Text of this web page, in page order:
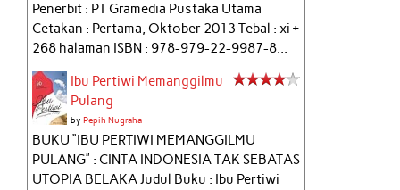
Penerbit : PT Gramedia Pustaka Utama
Cetakan : Pertama, Oktober 2013 Tebal : xi +
268 halaman ISBN : 978-979-22-9987-8...
Ibu Pertiwi Memanggilmu
Pulang
byPepih Nugraha
BUKU “IBU PERTIWI MEMANGGILMU
PULANG” : CINTA INDONESIA TAK SEBATAS
UTOPIA BELAKA Judul Buku : Ibu Pertiwi